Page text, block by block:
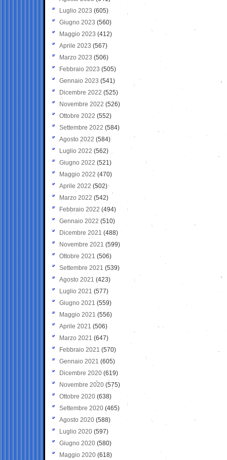
Luglio 2023 (605)
Giugno 2023 (560)
Maggio 2023 (412)
Aprile 2023 (567)
Marzo 2023 (506)
Febbraio 2023 (505)
Gennaio 2023 (541)
Dicembre 2022 (525)
Novembre 2022 (526)
Ottobre 2022 (552)
Settembre 2022 (584)
Agosto 2022 (584)
Luglio 2022 (562)
Giugno 2022 (521)
Maggio 2022 (470)
Aprile 2022 (502)
Marzo 2022 (542)
Febbraio 2022 (494)
Gennaio 2022 (510)
Dicembre 2021 (488)
Novembre 2021 (599)
Ottobre 2021 (506)
Settembre 2021 (539)
Agosto 2021 (423)
Luglio 2021 (577)
Giugno 2021(559)
Maggio 2021 (556)
Aprile 2021 (506)
Marzo 2021 (647)
Febbraio 2021 (570)
Gennaio 2021 (605)
Dicembre 2020 (619)
Novembre 2020 (575)
Ottobre 2020 (638)
Settembre 2020(465)
Agosto 2020 (588)
Luglio 2020 (597)
Giugno 2020 (580)
Maggio 2020 (618)